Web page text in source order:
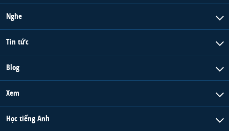
Nghe
Tin tức
Blog
Xem
Học tiếng Anh